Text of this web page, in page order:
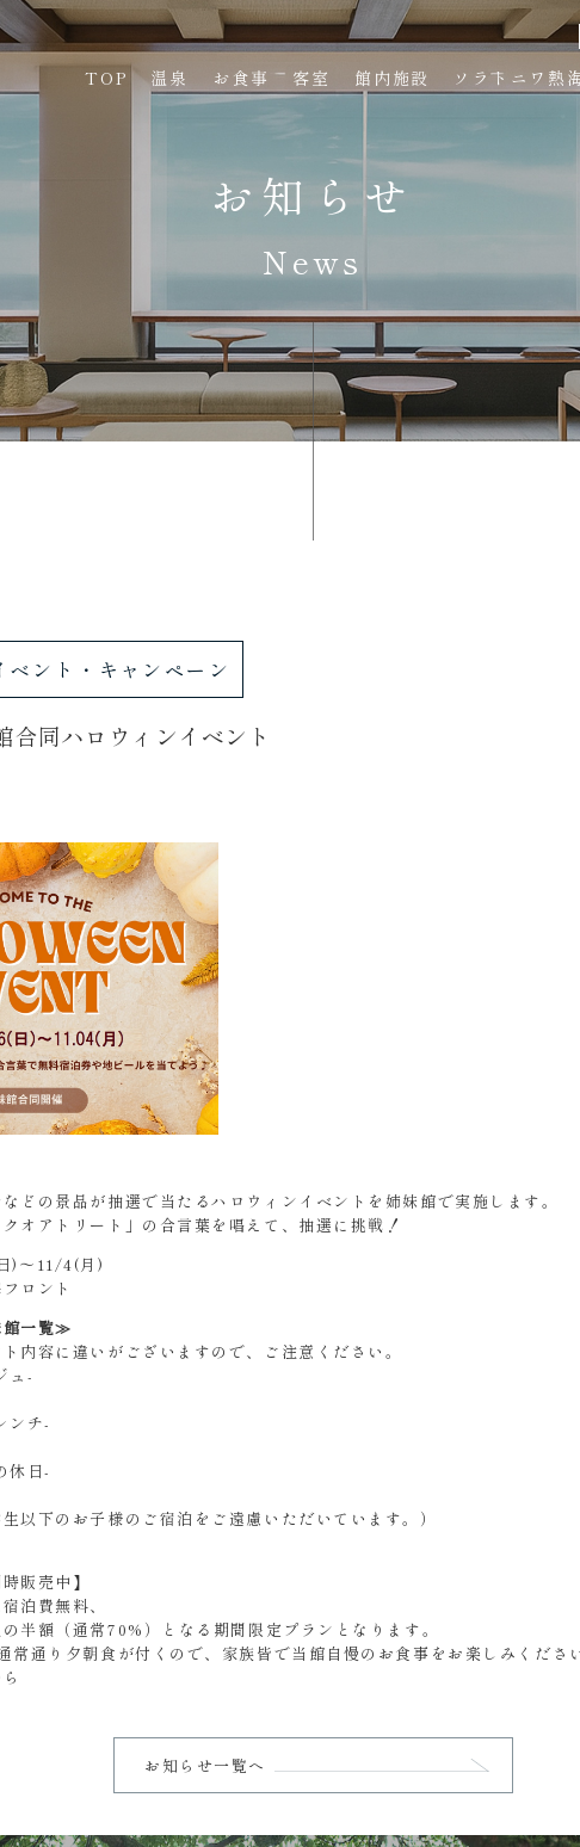
TOP 温泉 お食事 客室 館内施設 ソラトニワ熱
お知らせ
News
ベント・キャンペーン
合同ハロウィンイベント
どの景品が抽選で当たるハロウィンイベントを姉妹館で実施します。
オアトリート」の合言葉を唱えて、抽選に挑戦！
)～11/4(月)
ロント
館一覧≫
内容に違いがございますので、ご注意ください。
ュ-
ンチ-
休日-
生以下のお子様のご宿泊をご遠慮いただいています。）
販売中】
泊費無料、
半額（通常70%）となる期間限定プランとなります。
常通り夕朝食が付くので、家族皆で当館自慢のお食事をお楽しみくださ
お知らせ一覧へ